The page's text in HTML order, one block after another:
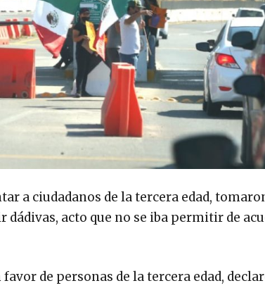
a ciudadanos de la tercera edad,
acto que no se iba permitir de
de personas de la tercera edad,